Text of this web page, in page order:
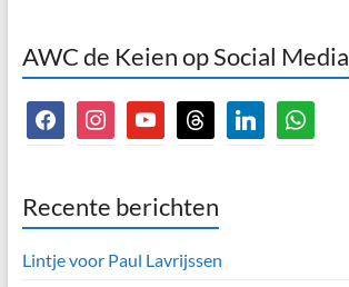
AWC de Keien op Social Media
facebookinstagramyoutubethreads linkedinwhatsapp
Recente berichten
Lintje voor Paul Lavrijssen